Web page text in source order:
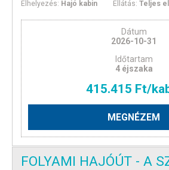
Elhelyezés: Hajó kabin Ellátás:Teljes
Dátum
2026-10-31
Időtartam
4 éjszaka
415.415 Ft/
MEGNÉZEM
FOLYAMI HAJÓÚT - A